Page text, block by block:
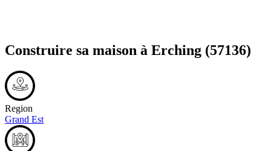
Construire sa maison à Erching (57136)
Region
Grand Est